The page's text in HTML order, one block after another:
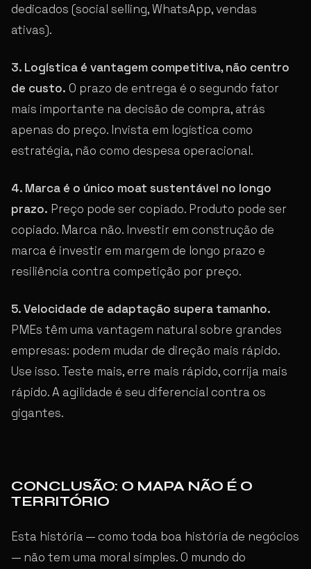
dedicados (social selling, WhatsApp, vendas
ativas).
3. Logística é vantagem competitiva, não centro
de custo. O prazo de entrega é o segundo fator
mais importante na decisão de compra, atrás
apenas do preço. Invista em logística como
estratégia, não como despesa operacional.
4. Marca é o único moat sustentável no longo
prazo. Preço pode ser copiado. Produto pode ser
copiado. Marca não. Investir em construção de
marca é investir em margem de longo prazo e
resiliência contra competição por preço.
5. Velocidade de adaptação supera tamanho.
PMEs têm uma vantagem natural sobre grandes
empresas: podem mudar de direção mais rápido.
Use isso. Teste mais, erre mais rápido, corrija mais
rápido. A agilidade é seu diferencial contra os
gigantes.
CONCLUSÃO: O MAPA NÃO É O
TERRITÓRIO
Esta história — como toda boa história de negócios
— não tem uma moral simples. O mundo do